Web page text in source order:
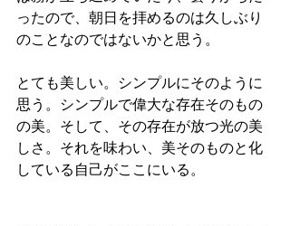
ったので、朝日を拝めるのは久しぶり
のことなのではないかと思う。
とても美しい。シンプルにそのように
思う。シンプルで偉大な存在そのもの
の美。そして、その存在が放つ光の美
しさ。それを味わい、美そのものと化
している自己がここにいる。